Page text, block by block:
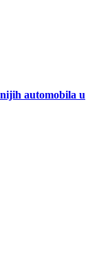
automobila u